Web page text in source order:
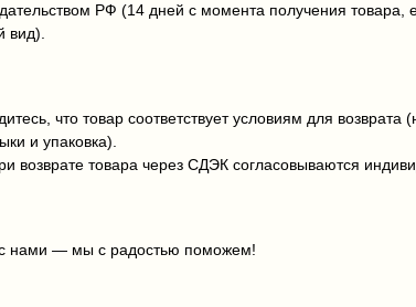
РФ (14 дней с момента получения товара,
вид).
что товар соответствует условиям для возврата
и упаковка).
возврате товара через СДЭК согласовываются
с нами — мы с радостью поможем!